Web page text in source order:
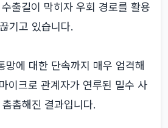
출길이 막히자 우회 경로를 활용
기고 있습니다.
망에 대한 단속까지 매우 엄격해
이크로 관계자가 연루된 밀수 사
촘해진 결과입니다.